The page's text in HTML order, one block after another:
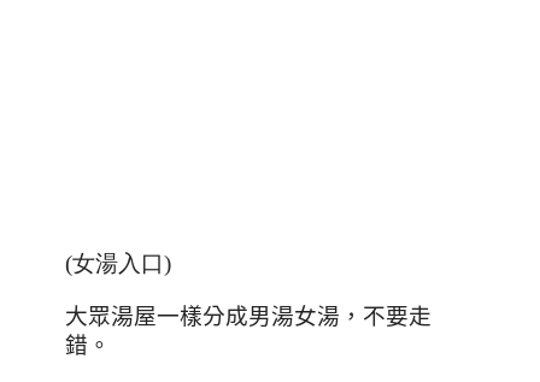
(女湯入口)
大眾湯屋一樣分成男湯女湯，不要走
錯。